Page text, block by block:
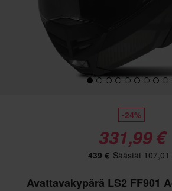
-24%
331,99 €
439 € Säästät 107,01
Avattavakypärä LS2 FF901